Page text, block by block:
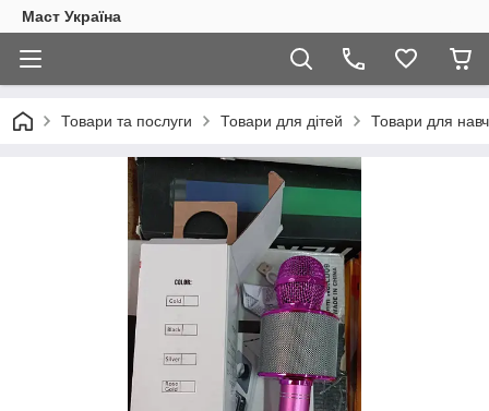
Маст Україна
Товари та послуги Товари для дітей Товари для